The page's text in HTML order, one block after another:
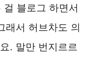
걸 블로그 하면서
래서 허브차도 의
. 말만 번지르르